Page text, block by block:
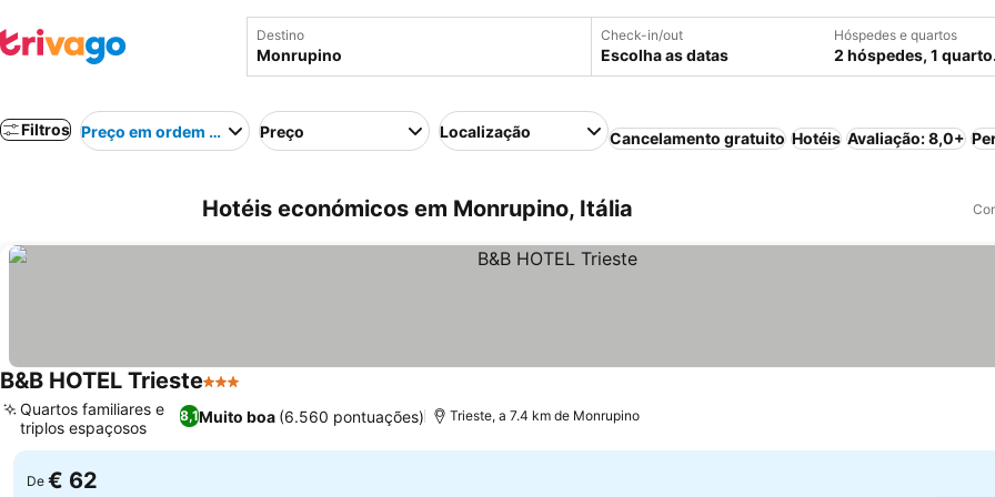
Destino Check-in/out
Escolha as datas
Hóspedes e quartos
2 hóspedes, 1 quarto.
Filtros Preço em ordem crescentePreço Localização Cancelamento gratuito Hotéis Avaliação: 8,0+
Hotéis económicos em Monrupino, Itália
B&B HOTEL Trieste3 Estrelas
8,1Muito boa (6.560 pontuações)
Quartos familiares e
triplos espaçosos
Trieste, a 7.4 km de Monrupino
De € 62